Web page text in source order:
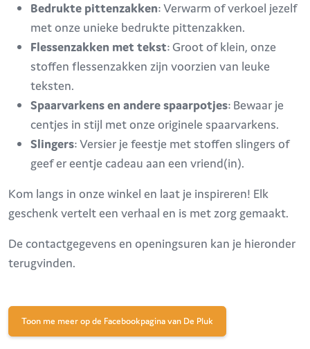
Bedrukte pittenzakken: Verwarm of verkoel jezelf
met onze unieke bedrukte pittenzakken.
Flessenzakken met tekst: Groot of klein, onze
stoffen flessenzakken zijn voorzien van leuke
teksten.
Spaarvarkens en andere spaarpotjes: Bewaar je
centjes in stijl met onze originele spaarvarkens.
Slingers: Versier je feestje met stoffen slingers of
geef er eentje cadeau aan een vriend(in).
Kom langs in onze winkel en laat je inspireren! Elk
geschenk vertelt een verhaal en is met zorg gemaakt.
De contactgegevens en openingsuren kan je hieronder
terugvinden.
Toon me meer op de Facebookpagina van De Pluk